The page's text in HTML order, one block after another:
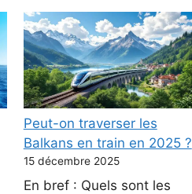
Peut-on traverser les
Balkans en train en 2025 ?
15 décembre 2025
En bref : Quels sont les